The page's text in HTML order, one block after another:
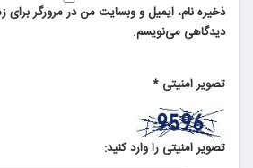
ذخیره نام، ایمیل و وبسایت من در مرورگر برای
دیدگاهی می‌نویسم.
تصویر امنیتی *
تصویر امنیتی را وارد کنید: